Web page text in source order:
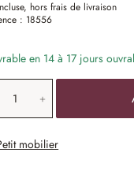
hors frais de livraison
: 18556
en 14 à 17 jours
de
mobilier